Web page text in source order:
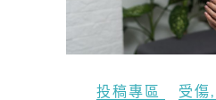
投稿專區 受傷